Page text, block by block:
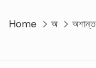
Home অ অশান্ত